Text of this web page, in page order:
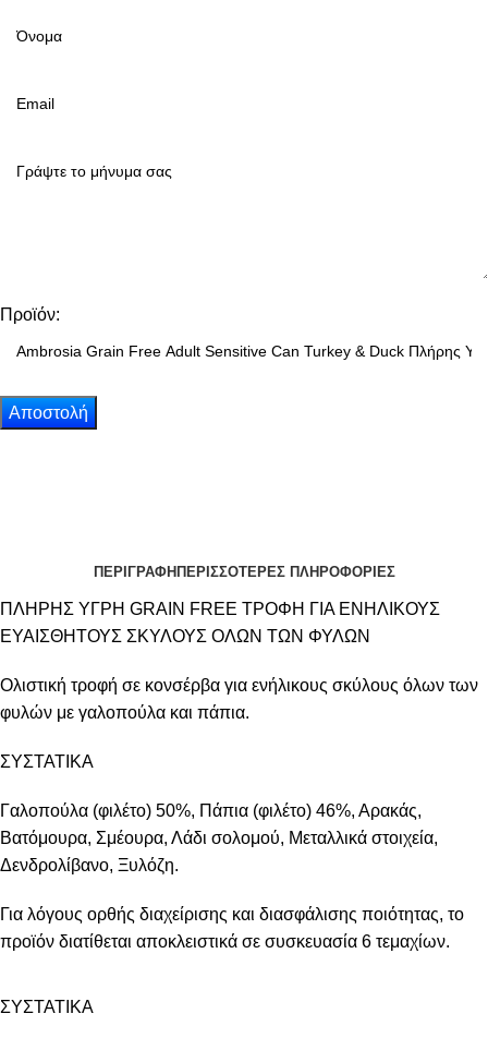
Προϊόν:
ΠΕΡΙΓΡΑΦΗ ΠΕΡΙΣΣΟΤΕΡΕΣ ΠΛΗΡΟΦΟΡΙΕΣ
ΠΛΗΡΗΣ ΥΓΡΗ GRAIN FREE ΤΡΟΦΗ ΓΙΑ ΕΝΗΛΙΚΟΥΣ
ΕΥΑΙΣΘΗΤΟΥΣ ΣΚΥΛΟΥΣ ΟΛΩΝ ΤΩΝ ΦΥΛΩΝ
Ολιστική τροφή σε κονσέρβα για ενήλικους σκύλους όλων των
φυλών με γαλοπούλα και πάπια.
ΣΥΣΤΑΤΙΚΑ
Γαλοπούλα (φιλέτο) 50%, Πάπια (φιλέτο) 46%, Αρακάς,
Βατόμουρα, Σμέουρα, Λάδι σολομού, Μεταλλικά στοιχεία,
Δενδρολίβανο, Ξυλόζη.
Για λόγους ορθής διαχείρισης και διασφάλισης ποιότητας, το
προϊόν διατίθεται αποκλειστικά σε συσκευασία 6 τεμαχίων.
ΣΥΣΤΑΤΙΚΑ